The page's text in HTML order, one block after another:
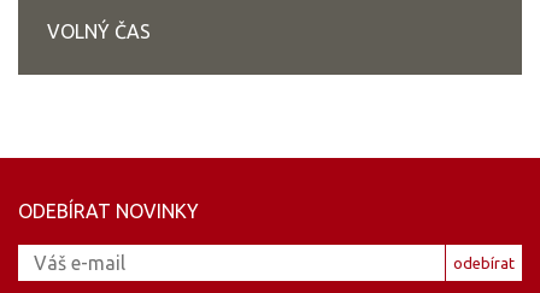
VOLNÝ ČAS
ODEBÍRAT NOVINKY
odebírat